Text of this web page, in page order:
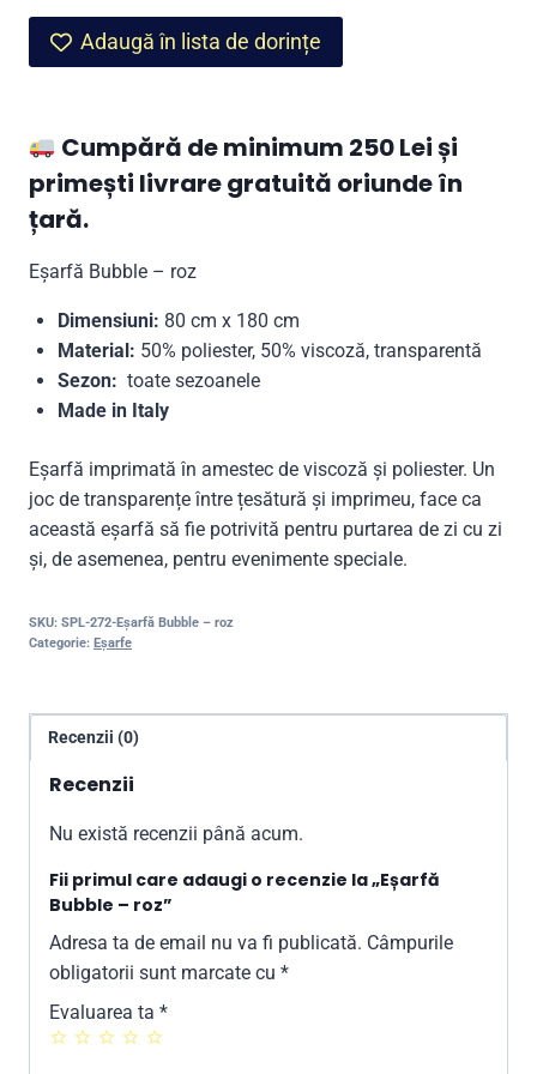
Bubble
–
Adaugă în lista de dorințe
Cumpără de minimum 250 Lei și
primești livrare gratuită oriunde în
țară.
Eșarfă Bubble – roz
Dimensiuni: 80 cm x 180 cm
Material: 50% poliester, 50% viscoză, transparentă
Sezon: toate sezoanele
Made in Italy
Eșarfă imprimată în amestec de viscoză și poliester. Un
joc de transparențe între țesătură și imprimeu, face ca
această eșarfă să fie potrivită pentru purtarea de zi cu zi
și, de asemenea, pentru evenimente speciale.
SKU: SPL-272-Eșarfă Bubble – roz
Categorie: Eșarfe
Recenzii (0)
Recenzii
Nu există recenzii până acum.
Fii primul care adaugi o recenzie la „Eșarfă
Bubble – roz”
Adresa ta de email nu va fi publicată. Câmpurile
obligatorii sunt marcate cu *
Evaluarea ta *